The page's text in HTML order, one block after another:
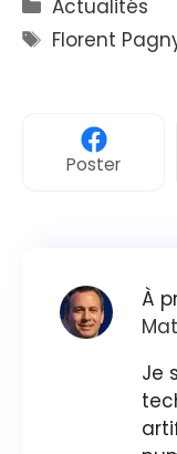
Actualités
Étiquettes
Florent
Poster
À
Je